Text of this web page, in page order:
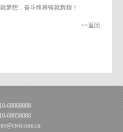
梦想，奋斗终将铸就辉煌！
<<返回
68068888
68058080